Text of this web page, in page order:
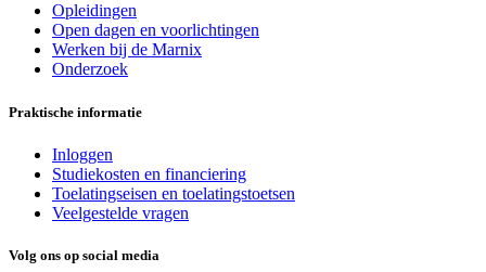
Opleidingen
Open dagen en voorlichtingen
Werken bij de Marnix
Onderzoek
Praktische informatie
Inloggen
Studiekosten en financiering
Toelatingseisen en toelatingstoetsen
Veelgestelde vragen
Volg ons op social media